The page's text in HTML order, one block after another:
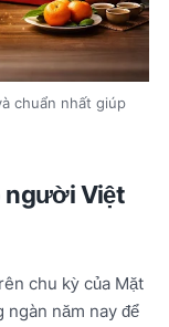
chuẩn nhất giúp
người Việt
chu kỳ của Mặt
năm nay để